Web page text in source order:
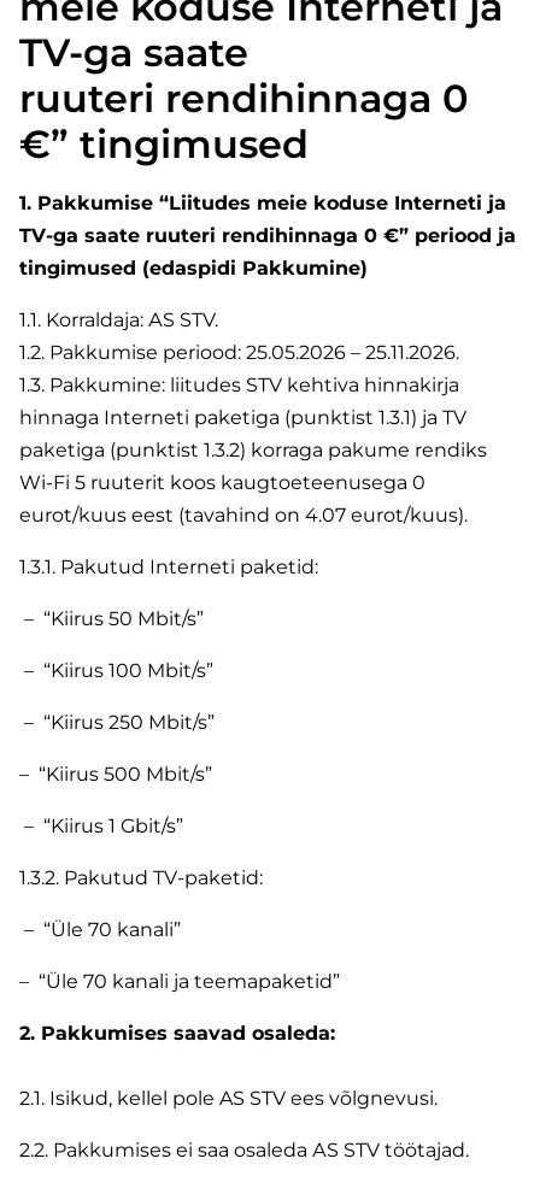
TV-ga saate
ruuteri rendihinnaga 0
€” tingimused
1. Pakkumise “Liitudes meie koduse Interneti ja
TV-ga saate ruuteri rendihinnaga 0 €” periood ja
tingimused (edaspidi Pakkumine)
1.1. Korraldaja: АS STV.
1.2. Pakkumise periood: 25.05.2026 – 25.11.2026.
1.3. Pakkumine: liitudes STV kehtiva hinnakirja
hinnaga Interneti paketiga (punktist 1.3.1) ja TV
paketiga (punktist 1.3.2) korraga pakume rendiks
Wi-Fi 5 ruuterit koos kaugtoeteenusega 0
eurot/kuus eest (tavahind on 4.07 eurot/kuus).
1.3.1. Pakutud Interneti paketid:
– “Kiirus 50 Mbit/s”
– “Kiirus 100 Mbit/s”
– “Kiirus 250 Mbit/s”
– “Kiirus 500 Mbit/s”
– “Kiirus 1 Gbit/s”
1.3.2. Pakutud TV-paketid:
– “Üle 70 kanali”
– “Üle 70 kanali ja teemapaketid”
2. Pakkumises saavad osaleda:
2.1. Isikud, kellel pole AS STV ees võlgnevusi.
2.2. Pakkumises ei saa osaleda АS STV töötajad.